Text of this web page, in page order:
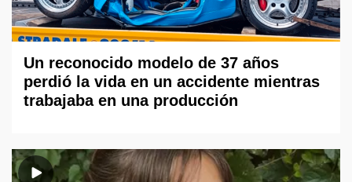
Un reconocido modelo de 37 años
perdió la vida en un accidente mientras
trabajaba en una producción